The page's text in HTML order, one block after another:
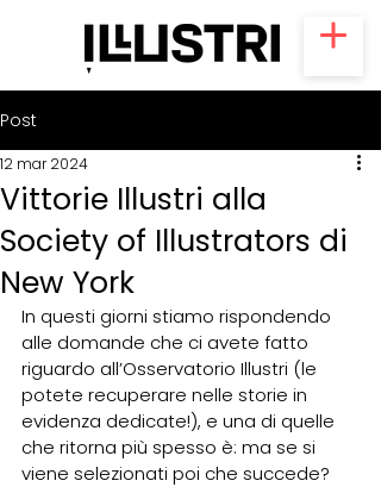
Post
Vittorie Illustri alla
Society of Illustrators di
New York
12 mar 2024
In questi giorni stiamo rispondendo
alle domande che ci avete fatto
riguardo all’Osservatorio Illustri (le
potete recuperare nelle storie in
evidenza dedicate!), e una di quelle
che ritorna più spesso è: ma se si
viene selezionati poi che succede?